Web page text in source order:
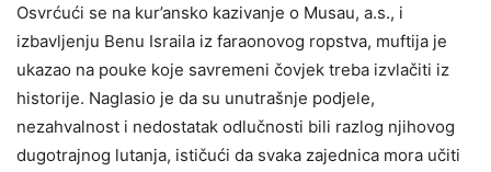
Osvrćući se na kur’ansko kazivanje o Musau, a.s., i
izbavljenju Benu Israila iz faraonovog ropstva, muftija je
ukazao na pouke koje savremeni čovjek treba izvlačiti iz
historije. Naglasio je da su unutrašnje podjele,
nezahvalnost i nedostatak odlučnosti bili razlog njihovog
dugotrajnog lutanja, ističući da svaka zajednica mora učiti